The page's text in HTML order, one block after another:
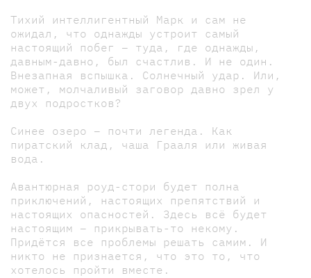
Тихий интеллигентный Марк и сам не
ожидал, что однажды устроит самый
настоящий побег – туда, где однажды,
давным-давно, был счастлив. И не один.
Внезапная вспышка. Солнечный удар. Или,
может, молчаливый заговор давно зрел у
двух подростков?
Синее озеро – почти легенда. Как
пиратский клад, чаша Грааля или живая
вода.
Авантюрная роуд-стори будет полна
приключений, настоящих препятствий и
настоящих опасностей. Здесь всё будет
настоящим – прикрывать-то некому.
Придётся все проблемы решать самим. И
никто не признается, что это то, что
хотелось пройти вместе.